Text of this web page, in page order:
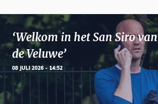
‘Welkom in het San Siro van
de Veluwe’
08 JULI 2026 - 14:52